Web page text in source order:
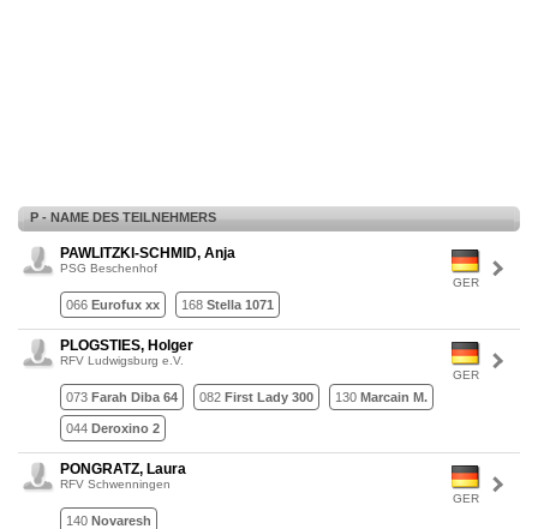
P - NAME DES TEILNEHMERS
GER
PAWLITZKI-SCHMID, Anja
PSG Beschenhof
066 Eurofux xx 168 Stella 1071
GER
PLOGSTIES, Holger
RFV Ludwigsburg e.V.
073 Farah Diba 64 082 First Lady 300 130 Marcain M.
044 Deroxino 2
GER
PONGRATZ, Laura
RFV Schwenningen
140 Novaresh